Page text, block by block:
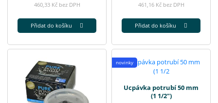
460,33 Kč bez DPH
Přidat do košíku
461,16 Kč bez DPH
Přidat do košíku
novinky
Ucpávka potrubí 50 mm
(1 1/2")